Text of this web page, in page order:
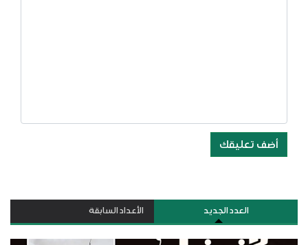
أضف تعليقك
العدد الجديد الأعداد السابقة